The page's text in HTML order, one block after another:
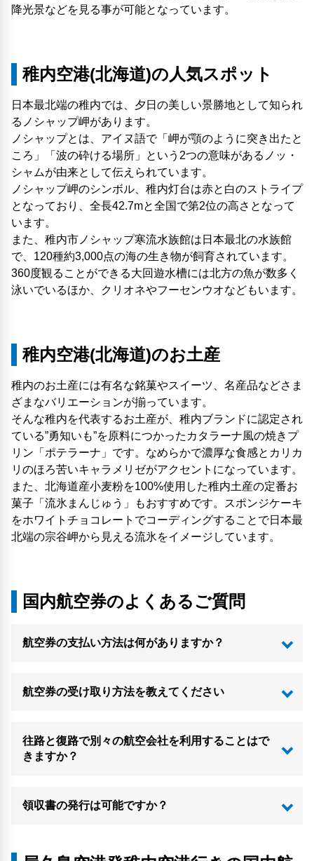
降光景などを見る事が可能となっています。
稚内空港(北海道)の人気スポット
日本最北端の稚内では、夕日の美しい景勝地として知られ
るノシャップ岬があります。
ノシャップとは、アイヌ語で「岬が顎のように突き出たと
ころ」「波の砕ける場所」という2つの意味があるノッ・
シャムが由来として伝えられています。
ノシャップ岬のシンボル、稚内灯台は赤と白のストライプ
となっており、全長42.7mと全国で第2位の高さとなって
います。
また、稚内市ノシャップ寒流水族館は日本最北の水族館
で、120種約3,000点の海の生き物が飼育されています。
360度観ることができる大回遊水槽には北方の魚が数多く
泳いでいるほか、クリオネやフーセンウオなどもいます。
稚内空港(北海道)のお土産
稚内のお土産には有名な銘菓やスイーツ、名産品などさま
ざまなバリエーションが揃っています。
そんな稚内を代表するお土産が、稚内ブランドに認定され
ている”勇知いも”を原料につかったカタラーナ風の焼きプ
リン「ポテラーナ」です。なめらかで濃厚な食感とカリカ
リのほろ苦いキャラメリゼがアクセントになっています。
また、北海道産小麦粉を100%使用した稚内土産の定番お
菓子「流氷まんじゅう」もおすすめです。スポンジケーキ
をホワイトチョコレートでコーディングすることで日本最
北端の宗谷岬から見える流氷をイメージしています。
国内航空券のよくあるご質問
航空券の支払い方法は何がありますか？
航空券の受け取り方法を教えてください
往路と復路で別々の航空会社を利用することはで
きますか？
領収書の発行は可能ですか？